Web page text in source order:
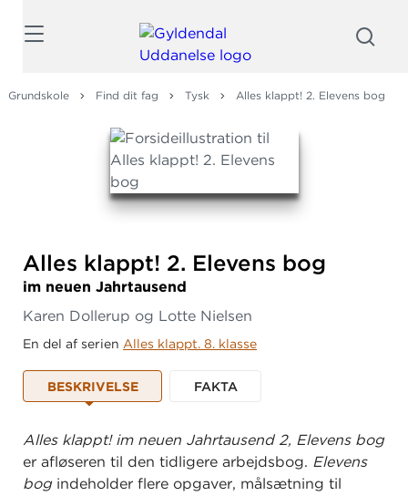
Grundskole Find dit fag Tysk Alles klappt! 2. Elevens bog
Alles klappt! 2. Elevens bog
im neuen Jahrtausend
Karen Dollerup og Lotte Nielsen
En del af serien Alles klappt. 8. klasse
BESKRIVELSE FAKTA
Alles klappt! im neuen Jahrtausend 2, Elevens bog
er afløseren til den tidligere arbejdsbog. Elevens
bogindeholder flere opgaver, målsætning til